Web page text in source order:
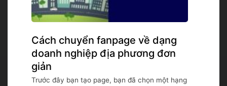
Cách chuyển fanpage về dạng
doanh nghiệp địa phương đơn
giản
Trước đây bạn tạo page, bạn đã chọn một hạng